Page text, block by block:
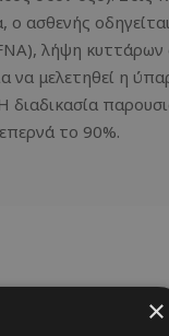
ο ασθενής
λήψη
να μελετηθεί η
το 90%.
×